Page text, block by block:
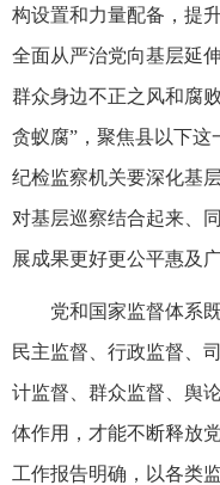
构设置和力量配备，提
全面从严治党向基层延
群众身边不正之风和腐
贪蚁腐”，聚焦县以下这
纪检监察机关要深化基
对基层巡察结合起来、
展成果更好更公平惠及
党和国家监督体系
民主监督、行政监督、
计监督、群众监督、舆
体作用，才能不断释放
工作报告明确，以各类